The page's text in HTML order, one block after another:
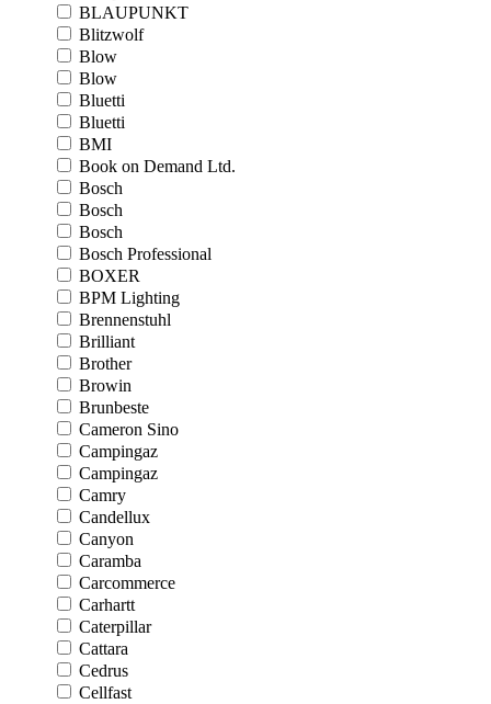
BLAUPUNKT
Blitzwolf
Blow
Blow
Bluetti
Bluetti
BMI
Book on Demand Ltd.
Bosch
Bosch
Bosch
Bosch Professional
BOXER
BPM Lighting
Brennenstuhl
Brilliant
Brother
Browin
Brunbeste
Cameron Sino
Campingaz
Campingaz
Camry
Candellux
Canyon
Caramba
Carcommerce
Carhartt
Caterpillar
Cattara
Cedrus
Cellfast